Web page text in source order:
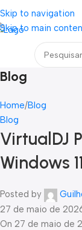
Skip to navigation
Skip to main
Loja mundial online de
Blog
Home Blog
Blog
VirtualDJ
Windows
Posted by
27 de maio de
On 27 de maio de